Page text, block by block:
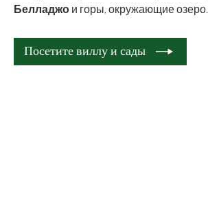
Белладжо и горы, окружающие озеро.
Посетите виллу и сады